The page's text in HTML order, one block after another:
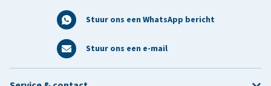
Stuur ons een WhatsApp bericht
Stuur ons een e-mail